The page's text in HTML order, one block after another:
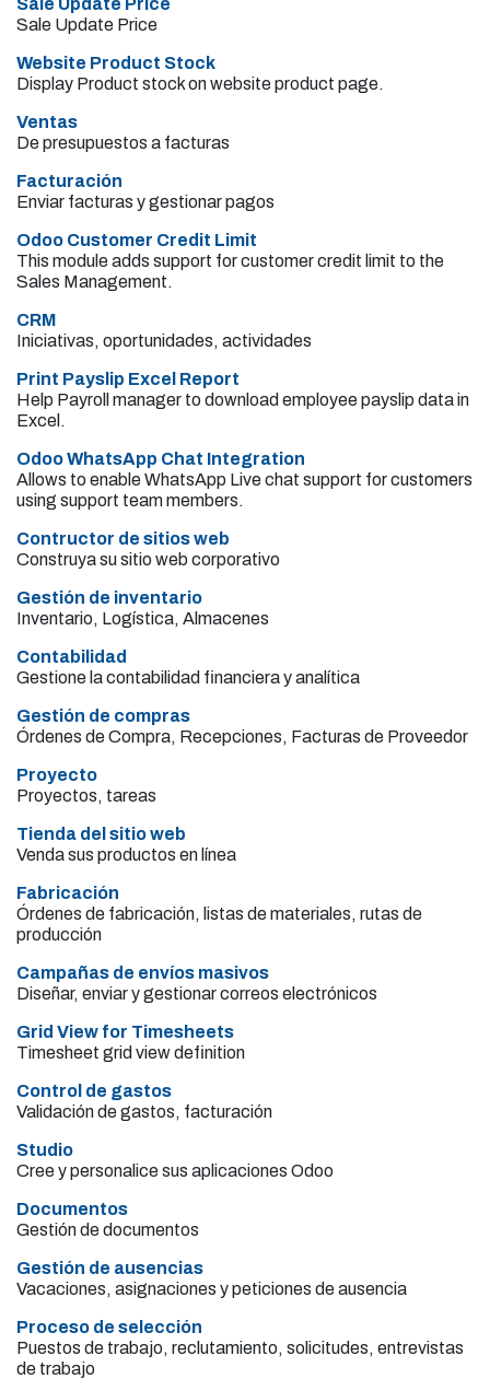
Sale Update Price
Website Product Stock
Display Product stock on website product page.
Ventas
De presupuestos a facturas
Facturación
Enviar facturas y gestionar pagos
Odoo Customer Credit Limit
This module adds support for customer credit limit to the
Sales Management.
CRM
Iniciativas, oportunidades, actividades
Print Payslip Excel Report
Help Payroll manager to download employee payslip data in
Excel.
Odoo WhatsApp Chat Integration
Allows to enable WhatsApp Live chat support for customers
using support team members.
Contructor de sitios web
Construya su sitio web corporativo
Gestión de inventario
Inventario, Logística, Almacenes
Contabilidad
Gestione la contabilidad financiera y analítica
Gestión de compras
Órdenes de Compra, Recepciones, Facturas de Proveedor
Proyecto
Proyectos, tareas
Tienda del sitio web
Venda sus productos en línea
Fabricación
Órdenes de fabricación, listas de materiales, rutas de
producción
Campañas de envíos masivos
Diseñar, enviar y gestionar correos electrónicos
Grid View for Timesheets
Timesheet grid view definition
Control de gastos
Validación de gastos, facturación
Studio
Cree y personalice sus aplicaciones Odoo
Documentos
Gestión de documentos
Gestión de ausencias
Vacaciones, asignaciones y peticiones de ausencia
Proceso de selección
Puestos de trabajo, reclutamiento, solicitudes, entrevistas
de trabajo